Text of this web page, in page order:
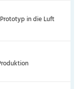
in die Luft